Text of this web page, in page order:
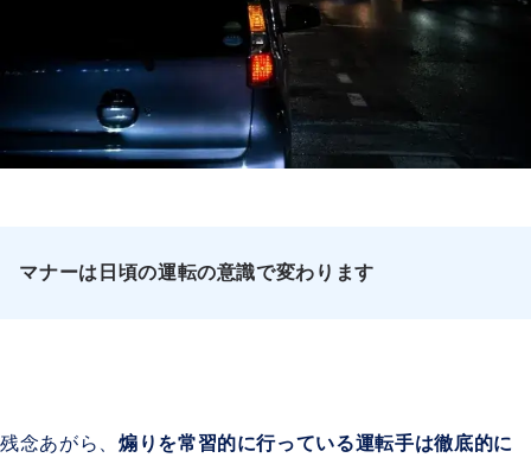
マナーは日頃の運転の意識で変わります
残念あがら、 煽りを常習的に行っている運転手は徹底的に